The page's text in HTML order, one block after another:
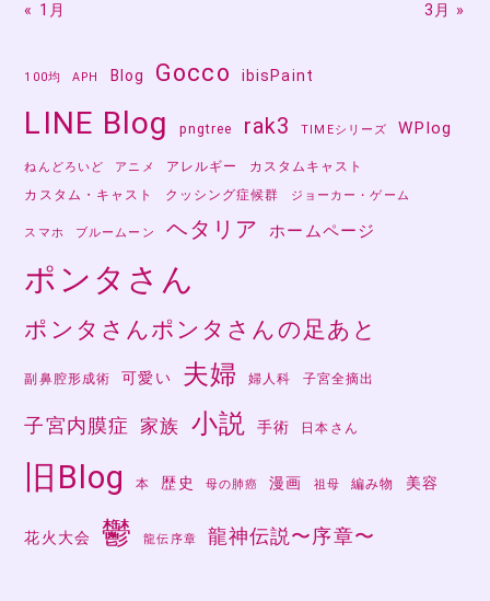
« 1月 3月 »
100均 APH Blog Gocco ibisPaint
LINE Blog pngtree rak3 TIMEシリーズ WPlog
ねんどろいど アニメ アレルギー
カスタムキャスト
カスタム・キャスト
クッシング症候群 ジョーカー・ゲーム
スマホ ブルームーン ヘタリア ホームページ
ポンタさん
ポンタさんポンタさんの足あと
副鼻腔形成術 可愛い 夫婦 婦人科 子宮全摘出
子宮内膜症 家族 小説 手術 日本さん
旧Blog 本 歴史 母の肺癌 漫画 祖母 編み物 美容
花火大会 鬱 龍伝序章 龍神伝説〜序章〜